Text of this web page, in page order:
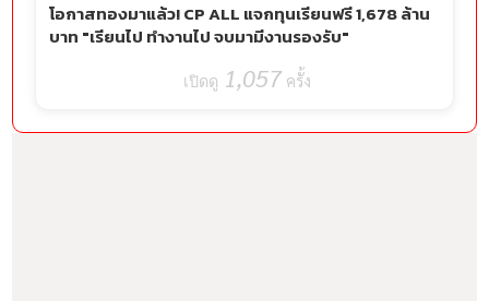
โอกาสทองมาแล้ว! CP ALL แจกทุนเรียนฟรี 1,678 ล้าน
บาท "เรียนไป ทำงานไป จบมามีงานรองรับ"
1,057 ครั้ง